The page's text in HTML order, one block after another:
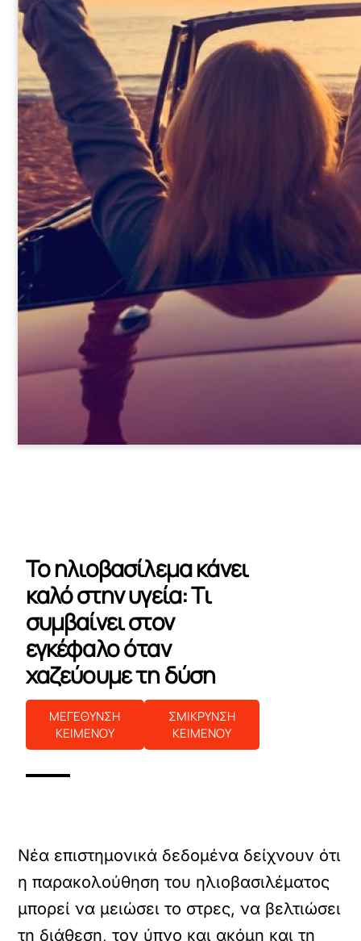
Το ηλιοβασίλεμα κάνει
καλό στην υγεία: Τι
συμβαίνει στον
εγκέφαλο όταν
χαζεύουμε τη δύση
ΜΕΓΕΘΥΝΣΗ
ΚΕΙΜΕΝΟΥ
ΣΜΙΚΡΥΝΣΗ
ΚΕΙΜΕΝΟΥ
Νέα επιστημονικά δεδομένα δείχνουν ότι
η παρακολούθηση του ηλιοβασιλέματος
μπορεί να μειώσει το στρες, να βελτιώσει
τη διάθεση, τον ύπνο και ακόμη και τη